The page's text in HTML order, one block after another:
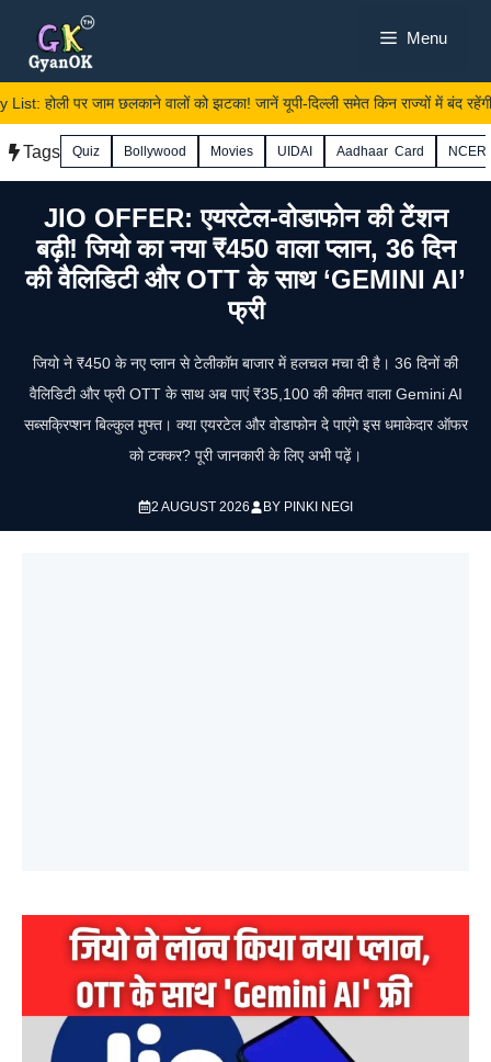
content
Menu
होली पर जाम छलकाने वालों को झटका! जानें यूपी-दिल्ली समेत किन राज्यों में बंद रहेंगी
Tags Quiz Bollywood Movies UIDAI Aadhaar Card
JIO OFFER: एयरटेल-वोडाफोन की टेंशन
बढ़ी! जियो का नया ₹450 वाला प्लान, 36 दिन
की वैलिडिटी और OTT के साथ ‘GEMINI AI’
फ्री
जियो ने ₹450 के नए प्लान से टेलीकॉम बाजार में हलचल मचा दी है। 36 दिनों की
वैलिडिटी और फ्री OTT के साथ अब पाएं ₹35,100 की कीमत वाला Gemini AI
सब्सक्रिप्शन बिल्कुल मुफ्त। क्या एयरटेल और वोडाफोन दे पाएंगे इस धमाकेदार ऑफर
को टक्कर? पूरी जानकारी के लिए अभी पढ़ें।
2 AUGUST 2026 BY PINKI NEGI